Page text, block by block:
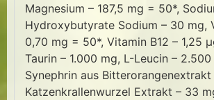
Magnesium – 187,5 mg = 50*,
Hydroxybutyrate Sodium – 30 mg,
0,70 mg = 50*, Vitamin B12 – 1,25
Taurin – 1.000 mg, L-Leucin – 2.500
Synephrin aus Bitterorangenextrakt
Katzenkrallenwurzel Extrakt – 33